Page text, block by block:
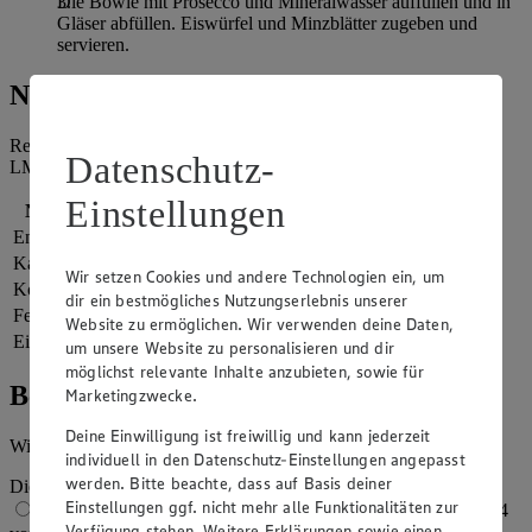
Gläser abfüllen. Eiswürfel und Minzblätter zugeben und
servieren.
Nährwerte
Referenzmenge für einen durchschnittlichen Erwachsenen laut
LMIV (8.400 kJ/2.000 kcal).
Nährwerte
pro Portion
Energie
1.021 kj (12 %)
Kalorien
Kohlenhydrate 21 g
Fett
Eiweiß
1 g
Bewertung
Wie hat es dir geschmeckt?
Die Bewertung wird automatisch gespeichert
1 von 5 Sternen
2 von 5 Sternen 3 von 5 Sternen
4
Datenschutz-
Einstellungen
Wir setzen Cookies und andere Technologien ein, um
dir ein bestmögliches Nutzungserlebnis unserer
Website zu ermöglichen. Wir verwenden deine Daten,
um unsere Website zu personalisieren und dir
möglichst relevante Inhalte anzubieten, sowie für
Marketingzwecke.
Deine Einwilligung ist freiwillig und kann jederzeit
individuell in den Datenschutz-Einstellungen angepasst
werden. Bitte beachte, dass auf Basis deiner
Einstellungen ggf. nicht mehr alle Funktionalitäten zur